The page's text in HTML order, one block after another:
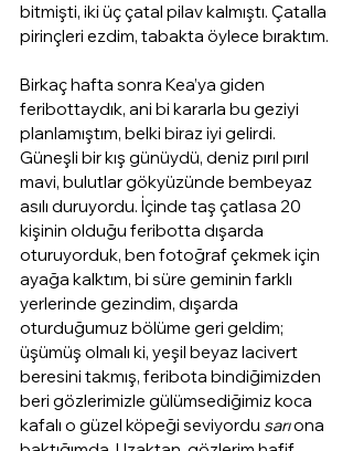
bitmişti, iki üç çatal pilav kalmıştı. Çatalla
pirinçleri ezdim, tabakta öylece bıraktım.
Birkaç hafta sonra Kea’ya giden
feribottaydık, ani bi kararla bu geziyi
planlamıştım, belki biraz iyi gelirdi.
Güneşli bir kış günüydü, deniz pırıl pırıl
mavi, bulutlar gökyüzünde bembeyaz
asılı duruyordu. İçinde taş çatlasa 20
kişinin olduğu feribotta dışarda
oturuyorduk, ben fotoğraf çekmek için
ayağa kalktım, bi süre geminin farklı
yerlerinde gezindim, dışarda
oturduğumuz bölüme geri geldim;
üşümüş olmalı ki, yeşil beyaz lacivert
beresini takmış, feribota bindiğimizden
beri gözlerimizle gülümsediğimiz koca
kafalı o güzel köpeği seviyordu sarı ona